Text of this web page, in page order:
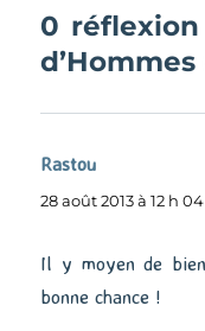
0 réflexion
Rastou
28 août 2013 à 12 h
Il y moyen de
bonne chance !